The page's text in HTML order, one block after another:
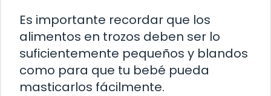
Es importante recordar que los
alimentos en trozos deben ser lo
suficientemente pequeños y blandos
como para que tu bebé pueda
masticarlos fácilmente.